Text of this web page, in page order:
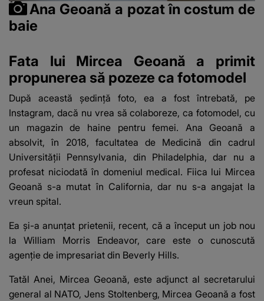
Ana Geoană a pozat în costum de
baie
Fata lui Mircea Geoană a primit
propunerea să pozeze ca fotomodel
După această ședință foto, ea a fost întrebată, pe
Instagram, dacă nu vrea să colaboreze, ca fotomodel, cu
un magazin de haine pentru femei. Ana Geoană a
absolvit, în 2018, facultatea de Medicină din cadrul
Universităţii Pennsylvania, din Philadelphia, dar nu a
profesat niciodată în domeniul medical. Fiica lui Mircea
Geoană s-a mutat în California, dar nu s-a angajat la
vreun spital.
Ea şi-a anunţat prietenii, recent, că a început un job nou
la William Morris Endeavor, care este o cunoscută
agenţie de impresariat din Beverly Hills.
Tatăl Anei, Mircea Geoană, este adjunct al secretarului
general al NATO, Jens Stoltenberg, Mircea Geoană a fost